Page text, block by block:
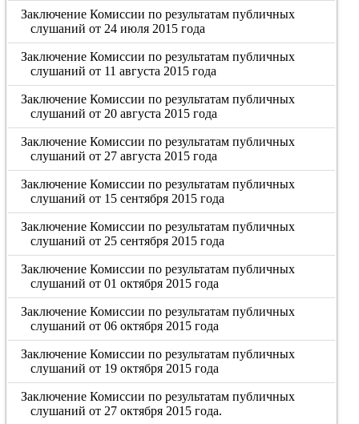
Заключение Комиссии по результатам публичных
слушаний от 24 июля 2015 года
Заключение Комиссии по результатам публичных
слушаний от 11 августа 2015 года
Заключение Комиссии по результатам публичных
слушаний от 20 августа 2015 года
Заключение Комиссии по результатам публичных
слушаний от 27 августа 2015 года
Заключение Комиссии по результатам публичных
слушаний от 15 сентября 2015 года
Заключение Комиссии по результатам публичных
слушаний от 25 сентября 2015 года
Заключение Комиссии по результатам публичных
слушаний от 01 октября 2015 года
Заключение Комиссии по результатам публичных
слушаний от 06 октября 2015 года
Заключение Комиссии по результатам публичных
слушаний от 19 октября 2015 года
Заключение Комиссии по результатам публичных
слушаний от 27 октября 2015 года.